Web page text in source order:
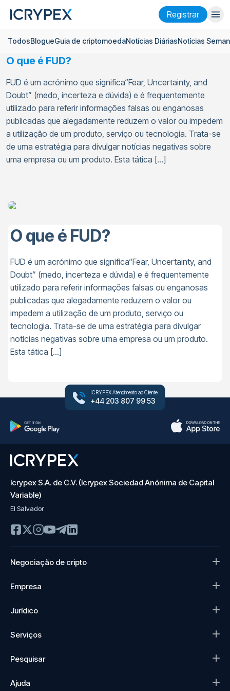
Registrar
Entrar Registrar
Empresa
Pesquisar
Ajuda
Futurosx50
TodosBlogueGuia de criptomoedaNotícias DiáriasNotícias
O que é FUD?
FUD é um acrónimo que significa“Fear, Uncertainty, and
Doubt” (medo, incerteza e dúvida) e é frequentemente
utilizado para referir informações falsas ou enganosas
publicadas que alegadamente reduzem o valor ou impedem
a utilização de um produto, serviço ou tecnologia. Trata-se
de uma estratégia para divulgar notícias negativas sobre
uma empresa ou um produto. Esta tática […]
O que é FUD?
FUD é um acrónimo que significa“Fear, Uncertainty, and
Doubt” (medo, incerteza e dúvida) e é frequentemente
utilizado para referir informações falsas ou enganosas
publicadas que alegadamente reduzem o valor ou
impedem a utilização de um produto, serviço ou
tecnologia. Trata-se de uma estratégia para divulgar
notícias negativas sobre uma empresa ou um produto.
Esta tática […]
ICRYPEX Atendimento ao Cliente
+44 203 807 99 53
Icrypex S.A. de C.V. (Icrypex Sociedad Anónima de Capital
Variable)
El Salvador
Negociação de cripto
Empresa
Jurídico
Serviços
Pesquisar
Ajuda